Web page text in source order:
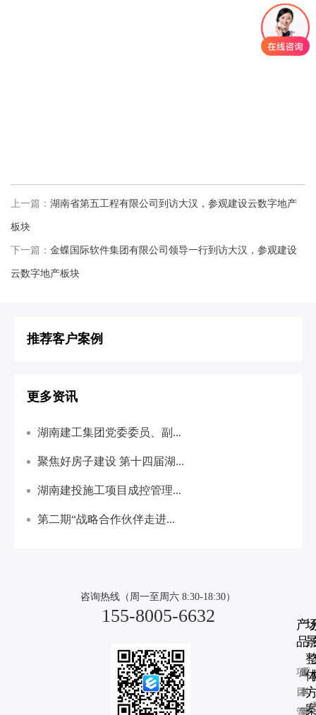
上一篇： 湖南省第五工程有限公司到访大汉，参观建设云数字地产
板块
下一篇： 金蝶国际软件集团有限公司领导一行到访大汉，参观建设
云数字地产板块
推荐客户案例
更多资讯
湖南建工集团党委委员、副...
聚焦好房子建设 第十四届湖...
湖南建投施工项目成控管理...
第二期“战略合作伙伴走进...
咨询热线（周一至周六 8:30-18:30）
155-8005-6632
产
品
项
目
管
成
本
管
采
购
管